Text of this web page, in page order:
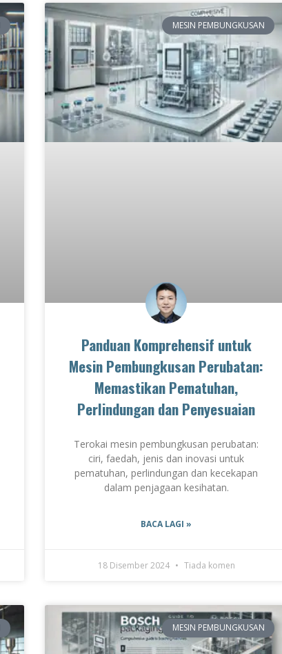
MESIN PEMBUNGKUSAN
Panduan Komprehensif untuk
Mesin Pembungkusan Perubatan:
Memastikan Pematuhan,
Perlindungan dan Penyesuaian
Terokai mesin pembungkusan perubatan:
ciri, faedah, jenis dan inovasi untuk
pematuhan, perlindungan dan kecekapan
dalam penjagaan kesihatan.
BACA LAGI »
18 Disember 2024 Tiada komen
MESIN PEMBUNGKUSAN